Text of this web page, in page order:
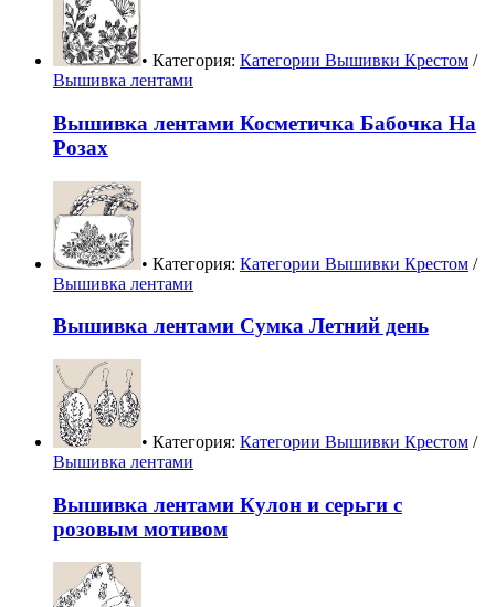
• Категория: Категории Вышивки Крестом /
Вышивка лентами
Вышивка лентами Косметичка Бабочка На
Розах
• Категория: Категории Вышивки Крестом /
Вышивка лентами
Вышивка лентами Сумка Летний день
• Категория: Категории Вышивки Крестом /
Вышивка лентами
Вышивка лентами Кулон и серьги с
розовым мотивом